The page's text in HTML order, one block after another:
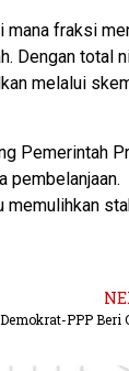
mana fraksi
Dengan total
melalui
Pemerintah
pembelanjaan.
memulihkan